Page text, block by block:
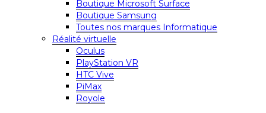
Boutique Microsoft Surface
Boutique Samsung
Toutes nos marques Informatique
Réalité virtuelle
Oculus
PlayStation VR
HTC Vive
PiMax
Royole